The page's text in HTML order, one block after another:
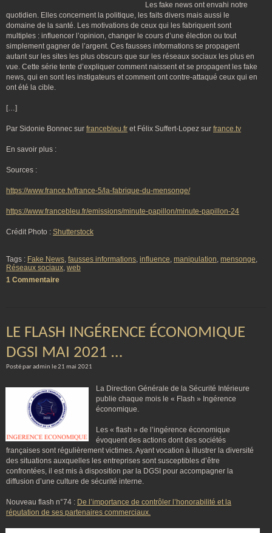
Les fake news ont envahi notre
quotidien. Elles concernent la politique, les faits divers mais aussi le
domaine de la santé. Les motivations de ceux qui les fabriquent sont
multiples : influencer l’opinion, changer le cours d’une élection ou tout
simplement gagner de l’argent. Ces fausses informations se propagent
autant sur les sites les plus obscurs que sur les réseaux sociaux les plus en
vue. Cette série tente d’expliquer comment naissent et se propagent les fake
news, qui en sont les instigateurs et comment ont contre-attaqué ceux qui en
ont été la cible.
[…]
Par Sidonie Bonnec sur francebleu.fr et Félix Suffert-Lopez sur france.tv
En savoir plus :
Sources :
https://www.france.tv/france-5/la-fabrique-du-mensonge/
https://www.francebleu.fr/emissions/minute-papillon/minute-papillon-24
Crédit Photo : Shutterstock
Tags : Fake News, fausses informations, influence, manipulation, mensonge,
Réseaux sociaux, web
1 Commentaire
LE FLASH INGÉRENCE ÉCONOMIQUE
DGSI MAI 2021 …
Posté par admin le 21 mai 2021
La Direction Générale de la Sécurité Intérieure
publie chaque mois le « Flash » Ingérence
économique.
Les « flash » de l’ingérence économique
évoquent des actions dont des sociétés
françaises sont régulièrement victimes. Ayant vocation à illustrer la diversité
des situations auxquelles les entreprises sont susceptibles d’être
confrontées, il est mis à disposition par la DGSI pour accompagner la
diffusion d’une culture de sécurité interne.
Nouveau flash n°74 : De l’importance de contrôler l’honorabilité et la
réputation de ses partenaires commerciaux.